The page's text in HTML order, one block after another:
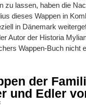
zu lassen, haben die
dieses Wappen in
in Dänemark
Autor der Historia
Wappen-Buch nicht
der
und Edler